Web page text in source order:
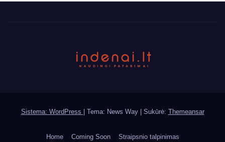
Sistema: WordPress Tema: News Way | Sukūrė: Themeansar
Home Coming Soon Straipsnio talpinimas